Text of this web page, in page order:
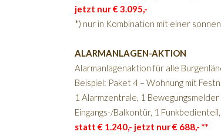
jetzt nur€ 3.095,-
*) nur in Kombination mit einer
ALARMANLAGEN-AKTION
Alarmanlagenaktion für alle
Beispiel: Paket 4 – Wohnung mit
1 Alarmzentrale, 1
Eingangs-/Balkontür, 1
statt € 1.240,- jetzt nur € 688,- **